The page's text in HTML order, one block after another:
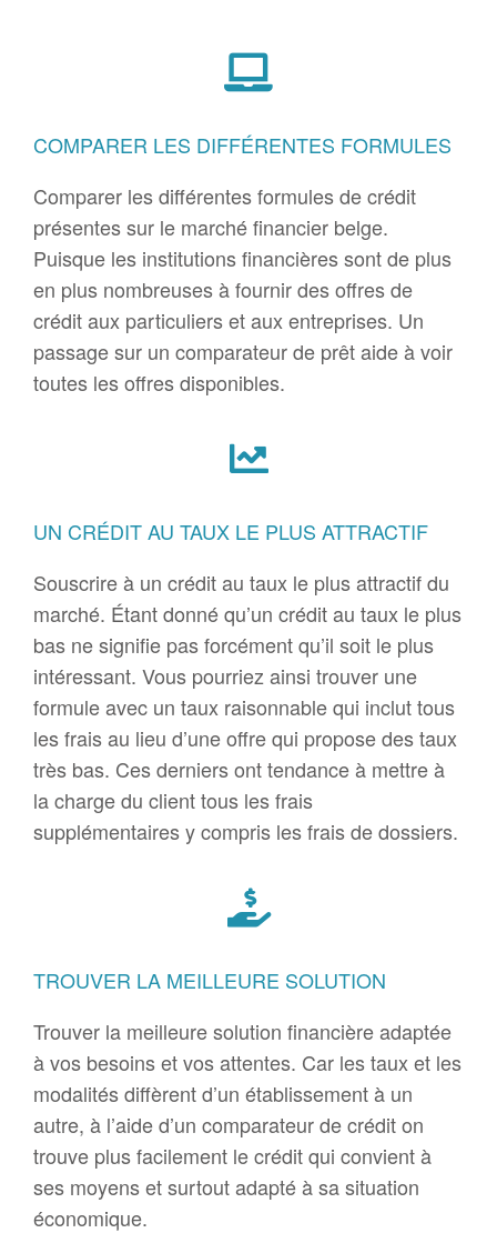
COMPARER LES DIFFÉRENTES FORMULES
Comparer les différentes formules de crédit
présentes sur le marché financier belge.
Puisque les institutions financières sont de plus
en plus nombreuses à fournir des offres de
crédit aux particuliers et aux entreprises. Un
passage sur un comparateur de prêt aide à voir
toutes les offres disponibles.
UN CRÉDIT AU TAUX LE PLUS ATTRACTIF
Souscrire à un crédit au taux le plus attractif du
marché. Étant donné qu’un crédit au taux le plus
bas ne signifie pas forcément qu’il soit le plus
intéressant. Vous pourriez ainsi trouver une
formule avec un taux raisonnable qui inclut tous
les frais au lieu d’une offre qui propose des taux
très bas. Ces derniers ont tendance à mettre à
la charge du client tous les frais
supplémentaires y compris les frais de dossiers.
TROUVER LA MEILLEURE SOLUTION
Trouver la meilleure solution financière adaptée
à vos besoins et vos attentes. Car les taux et les
modalités diffèrent d’un établissement à un
autre, à l’aide d’un comparateur de crédit on
trouve plus facilement le crédit qui convient à
ses moyens et surtout adapté à sa situation
économique.